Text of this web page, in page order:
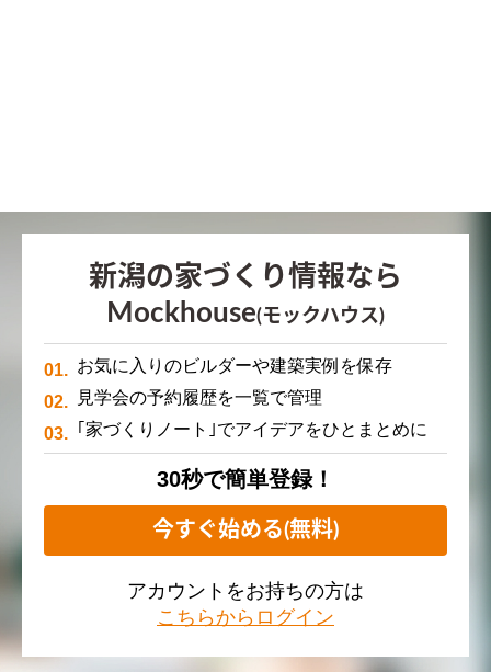
新潟の家づくり情報なら
Mockhouse(モックハウス)
お気に入りのビルダーや建築実例を保存
見学会の予約履歴を一覧で管理
｢家づくりノート｣でアイデアをひとまとめに
30秒で簡単登録！
今すぐ始める(無料)
アカウントをお持ちの方は
こちらからログイン